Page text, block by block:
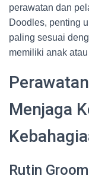
perawatan dan
Doodles, penting
paling sesuai
memiliki anak
Menjaga
Rutin